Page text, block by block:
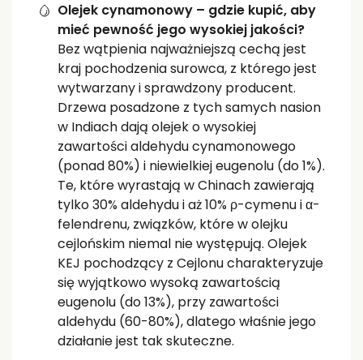
Olejek cynamonowy – gdzie kupić, aby
mieć pewność jego wysokiej jakości?
Bez wątpienia najważniejszą cechą jest
kraj pochodzenia surowca, z którego jest
wytwarzany i sprawdzony producent.
Drzewa posadzone z tych samych nasion
w Indiach dają olejek o wysokiej
zawartości aldehydu cynamonowego
(ponad 80%) i niewielkiej eugenolu (do 1%).
Te, które wyrastają w Chinach zawierają
tylko 30% aldehydu i aż 10% ρ-cymenu i α-
felendrenu, związków, które w olejku
cejlońskim niemal nie występują. Olejek
KEJ pochodzący z Cejlonu charakteryzuje
się wyjątkowo wysoką zawartością
eugenolu (do 13%), przy zawartości
aldehydu (60-80%), dlatego właśnie jego
działanie jest tak skuteczne.